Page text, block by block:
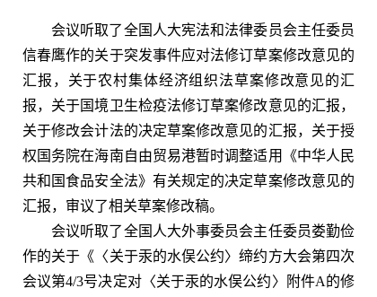
会议听取了全国人大宪法和法律委员会主任委员
信春鹰作的关于突发事件应对法修订草案修改意见的
汇报，关于农村集体经济组织法草案修改意见的汇
报，关于国境卫生检疫法修订草案修改意见的汇报，
关于修改会计法的决定草案修改意见的汇报，关于授
权国务院在海南自由贸易港暂时调整适用《中华人民
共和国食品安全法》有关规定的决定草案修改意见的
汇报，审议了相关草案修改稿。
会议听取了全国人大外事委员会主任委员娄勤俭
作的关于《〈关于汞的水俣公约〉缔约方大会第四次
会议第4/3号决定对〈关于汞的水俣公约〉附件A的修